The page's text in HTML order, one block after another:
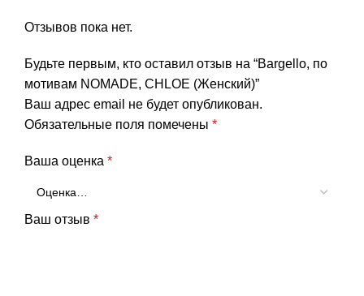
Отзывов пока нет.
Будьте первым, кто оставил отзыв на “Bargello, по
мотивам NOMADE, CHLOE (Женский)”
Ваш адрес email не будет опубликован.
Обязательные поля помечены *
Ваша оценка *
Ваш отзыв *